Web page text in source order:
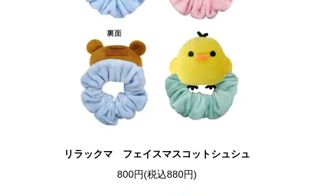
リラックマ フェイスマスコットシュシュ
800円(税込880円)